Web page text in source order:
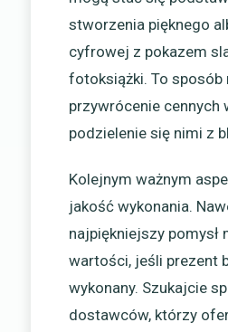
stworzenia pięknego
cyfrowej z pokazem
fotoksiążki. To sposób
przywrócenie cennych
podzielenie się nimi z
Kolejnym ważnym
jakość wykonania.
najpiękniejszy pomysł
wartości, jeśli prezent
wykonany. Szukajcie
dostawców, którzy